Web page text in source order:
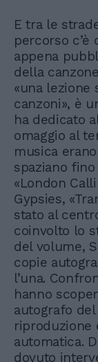
E tra le
percorso c’è
appena
della
«una lezione
canzoni», è
ha dedicato
omaggio al
musica
spaziano
«London
Gypsies,
stato al
coinvolto lo
del volume,
copie
l’una.
hanno
autografo
riproduzione
automatica.
dovuto